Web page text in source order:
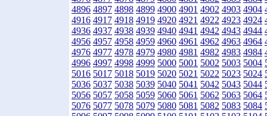
4896 4897 4898 4899 4900 4901 4902 4903 4904
4916 4917 4918 4919 4920 4921 4922 4923 4924
4936 4937 4938 4939 4940 4941 4942 4943 4944
4956 4957 4958 4959 4960 4961 4962 4963 4964
4976 4977 4978 4979 4980 4981 4982 4983 4984
4996 4997 4998 4999 5000 5001 5002 5003 5004
5016 5017 5018 5019 5020 5021 5022 5023 5024
5036 5037 5038 5039 5040 5041 5042 5043 5044
5056 5057 5058 5059 5060 5061 5062 5063 5064
5076 5077 5078 5079 5080 5081 5082 5083 5084